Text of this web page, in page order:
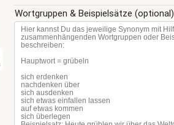
Wortgruppen & Beispielsätze (optional)